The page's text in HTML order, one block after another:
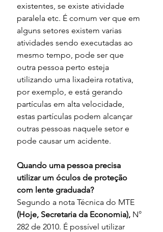
existentes, se existe atividade
paralela etc. É comum ver que em
alguns setores existem varias
atividades sendo executadas ao
mesmo tempo, pode ser que
outra pessoa perto esteja
utilizando uma lixadeira rotativa,
por exemplo, e está gerando
partículas em alta velocidade,
estas partículas podem alcançar
outras pessoas naquele setor e
pode causar um acidente.
Quando uma pessoa precisa
utilizar um óculos de proteção
com lente graduada?
Segundo a nota Técnica do MTE
(Hoje, Secretaria da Economia), N°
282 de 2010. É possível utilizar